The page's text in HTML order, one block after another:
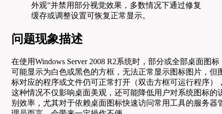
外观”并禁用部分视觉效果，多数情况下通过修复
缓存或调整设置可恢复正常显示。
问题现象描述
在使用Windows Server 2008 R2系统时，部分或全部桌面图标
可能显示为白色或黑色的方框，无法正常显示图标图片，但
标对应的程序或文件仍可正常打开（双击方框可运行程序）
这种情况不仅影响桌面美观，还可能降低用户对系统图标的
别效率，尤其对于依赖桌面图标快速访问常用工具的服务器